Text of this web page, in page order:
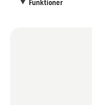
Funktioner